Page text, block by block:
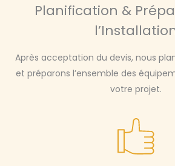
Planification &
Après acceptation du devis, nous
et préparons l’ensemble des
votre projet.